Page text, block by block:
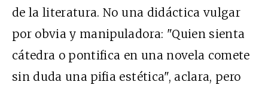
de la literatura. No una didáctica vulgar
por obvia y manipuladora: "Quien sienta
cátedra o pontifica en una novela comete
sin duda una pifia estética", aclara, pero